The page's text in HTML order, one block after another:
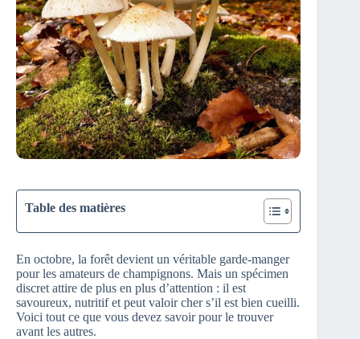
Table des matières
En octobre, la forêt devient un véritable garde-manger
pour les amateurs de champignons. Mais un spécimen
discret attire de plus en plus d’attention : il est
savoureux, nutritif et peut valoir cher s’il est bien cueilli.
Voici tout ce que vous devez savoir pour le trouver
avant les autres.